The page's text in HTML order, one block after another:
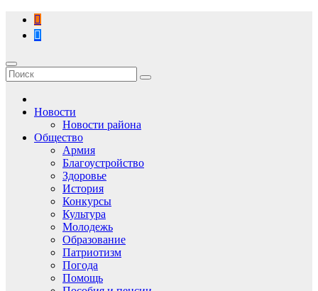
Перейти
содержимому
Новости
Новости района
Общество
Армия
Благоустройство
Здоровье
История
Конкурсы
Культура
Молодежь
Образование
Патриотизм
Погода
Помощь